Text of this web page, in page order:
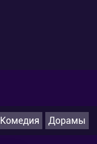
Комедия Дорамы